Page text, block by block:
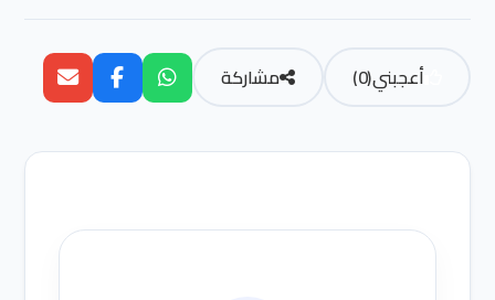
أعجبني(
0
) مشاركة